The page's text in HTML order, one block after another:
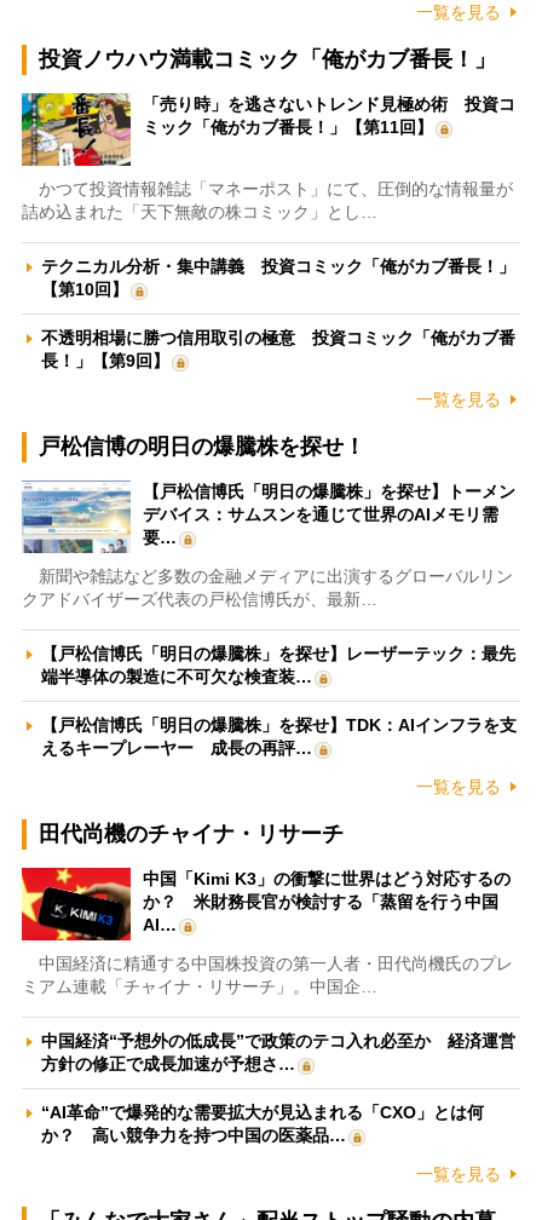
一覧を見る
投資ノウハウ満載コミック「俺がカブ番長！」
「売り時」を逃さないトレンド見極め術 投資コ
ミック「俺がカブ番長！」【第11回】
かつて投資情報雑誌「マネーポスト」にて、圧倒的な情報量が
詰め込まれた「天下無敵の株コミック」とし…
テクニカル分析・集中講義 投資コミック「俺がカブ番長！」
【第10回】
不透明相場に勝つ信用取引の極意 投資コミック「俺がカブ番
長！」【第9回】
一覧を見る
戸松信博の明日の爆騰株を探せ！
【戸松信博氏「明日の爆騰株」を探せ】トーメン
デバイス：サムスンを通じて世界のAIメモリ需
要…
新聞や雑誌など多数の金融メディアに出演するグローバルリン
クアドバイザーズ代表の戸松信博氏が、最新…
【戸松信博氏「明日の爆騰株」を探せ】レーザーテック：最先
端半導体の製造に不可欠な検査装…
【戸松信博氏「明日の爆騰株」を探せ】TDK：AIインフラを支
えるキープレーヤー 成長の再評…
一覧を見る
田代尚機のチャイナ・リサーチ
中国「Kimi K3」の衝撃に世界はどう対応するの
か？ 米財務長官が検討する「蒸留を行う中国
AI…
中国経済に精通する中国株投資の第一人者・田代尚機氏のプレ
ミアム連載「チャイナ・リサーチ」。中国企…
中国経済“予想外の低成長”で政策のテコ入れ必至か 経済運営
方針の修正で成長加速が予想さ…
“AI革命”で爆発的な需要拡大が見込まれる「CXO」とは何
か？ 高い競争力を持つ中国の医薬品…
一覧を見る